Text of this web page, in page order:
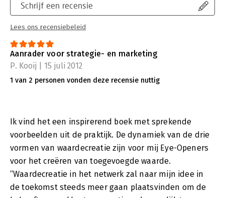
Schrijf een recensie
Lees ons recensiebeleid
Aanrader voor strategie- en marketing
P. Kooij | 15 juli 2012
1 van 2 personen vonden deze recensie nuttig
Ik vind het een inspirerend boek met sprekende
voorbeelden uit de praktijk. De dynamiek van de drie
vormen van waardecreatie zijn voor mij Eye-Openers
voor het creëren van toegevoegde waarde.
“Waardecreatie in het netwerk zal naar mijn idee in
de toekomst steeds meer gaan plaatsvinden om de